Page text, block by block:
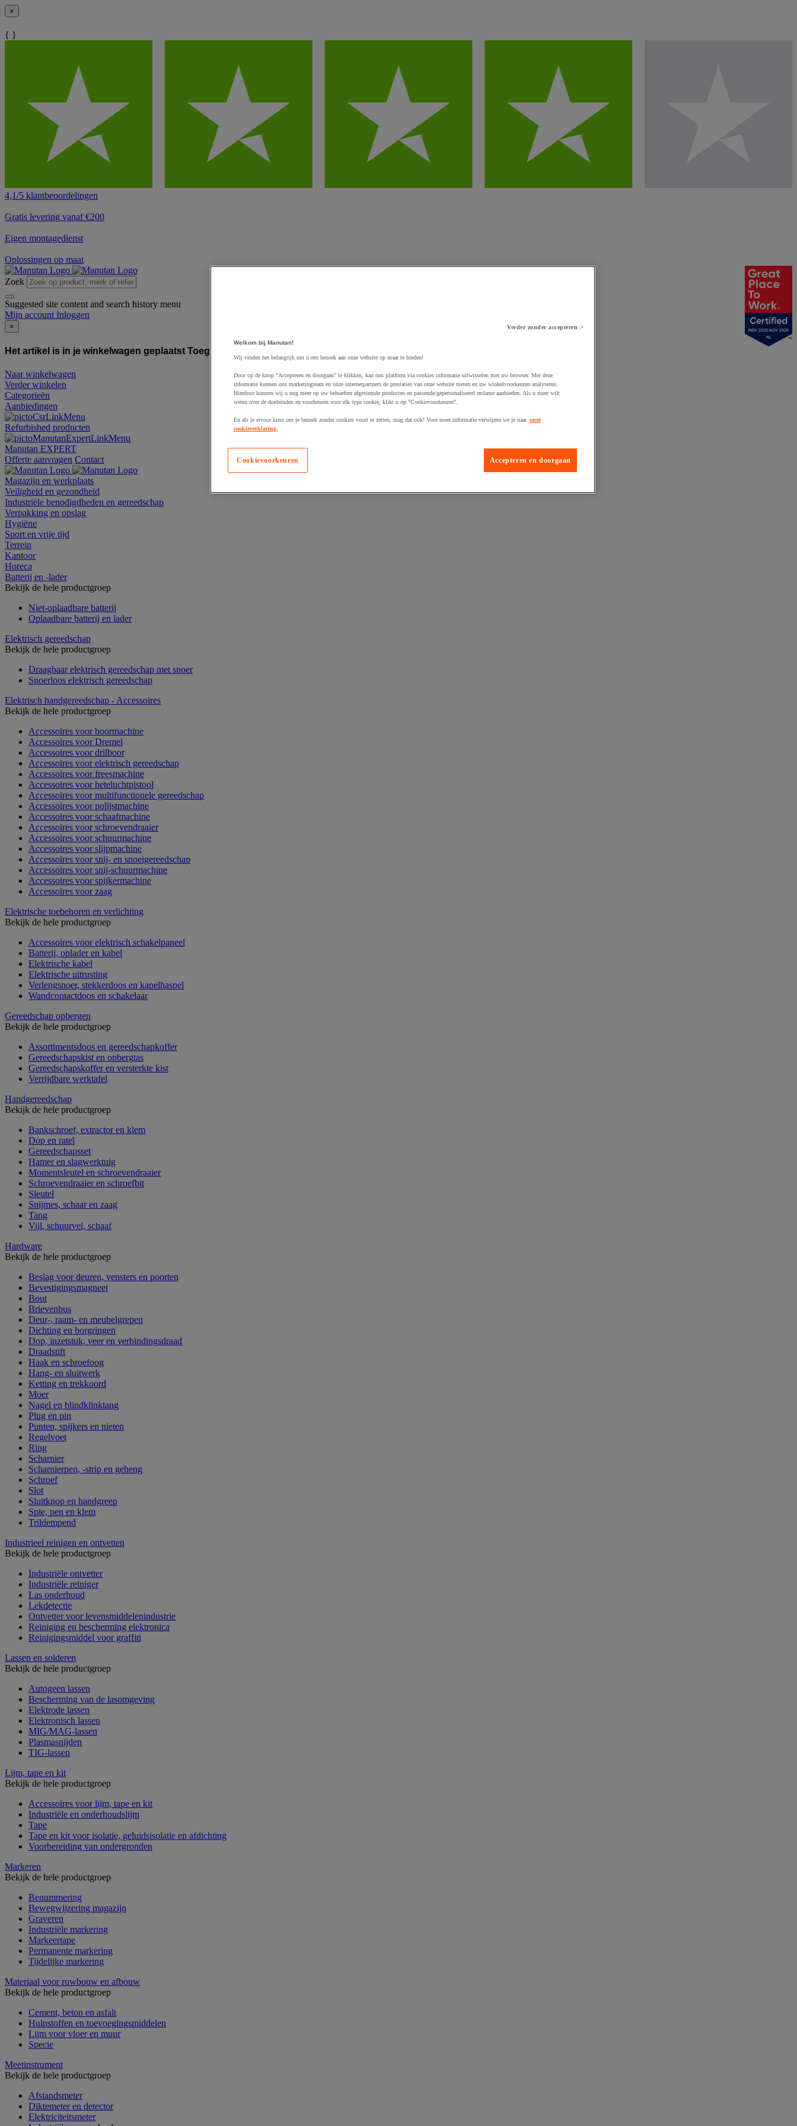
×
{ }
4,1/5 klantbeoordelingen
Gratis levering vanaf €200
Eigen montagedienst
Oplossingen op maat
Zoek
Suggested site content and search history menu
Mijn account Inloggen
×
Het artikel is in je winkelwagen geplaatst Toegevoegd aan winkelwagen
Naar winkelwagen
Verder winkelen
Categorieën
Aanbiedingen
Refurbished producten
Manutan EXPERT
Offerte aanvragen Contact
Magazijn en werkplaats
Veiligheid en gezondheid
Industriële benodigdheden en gereedschap
Verpakking en opslag
Hygiëne
Sport en vrije tijd
Terrein
Kantoor
Horeca
Batterij en -lader
Bekijk de hele productgroep
Niet-oplaadbare batterij
Oplaadbare batterij en lader
Elektrisch gereedschap
Bekijk de hele productgroep
Draagbaar elektrisch gereedschap met snoer
Snoerloos elektrisch gereedschap
Elektrisch handgereedschap - Accessoires
Bekijk de hele productgroep
Accessoires voor boormachine
Accessoires voor Dremel
Accessoires voor drilboor
Accessoires voor elektrisch gereedschap
Accessoires voor freesmachine
Accessoires voor heteluchtpistool
Accessoires voor multifunctionele gereedschap
Accessoires voor polijstmachine
Accessoires voor schaafmachine
Accessoires voor schroevendraaier
Accessoires voor schuurmachine
Accessoires voor slijpmachine
Accessoires voor snij- en snoeigereedschap
Accessoires voor snij-schuurmachine
Accessoires voor spijkermachine
Accessoires voor zaag
Elektrische toebehoren en verlichting
Bekijk de hele productgroep
Accessoires voor elektrisch schakelpaneel
Batterij, oplader en kabel
Elektrische kabel
Elektrische uitrusting
Verlengsnoer, stekkerdoos en kapelhaspel
Wandcontactdoos en schakelaar
Gereedschap opbergen
Bekijk de hele productgroep
Assortimentsdoos en gereedschapkoffer
Gereedschapskist en opbergtas
Gereedschapskoffer en versterkte kist
Verrijdbare werktafel
Handgereedschap
Bekijk de hele productgroep
Bankschroef, extractor en klem
Dop en ratel
Gereedschapsset
Hamer en slagwerktuig
Momentsleutel en schroevendraaier
Schroevendraaier en schroefbit
Sleutel
Snijmes, schaar en zaag
Tang
Vijl, schuurvel, schaaf
Hardware
Bekijk de hele productgroep
Beslag voor deuren, vensters en poorten
Bevestigingsmagneet
Bout
Brievenbus
Deur-, raam- en meubelgrepen
Dichting en borgringen
Dop, inzetstuk, veer en verbindingsdraad
Draadstift
Haak en schroefoog
Hang- en sluitwerk
Ketting en trekkoord
Moer
Nagel en blindklinktang
Plug en pin
Punten, spijkers en nieten
Regelvoet
Ring
Scharnier
Scharnierpen, -strip en geheng
Schroef
Slot
Sluitknop en handgreep
Spie, pen en klem
Trildempend
Industrieel reinigen en ontvetten
Bekijk de hele productgroep
Industriële ontvetter
Industriële reiniger
Las onderhoud
Lekdetectie
Ontvetter voor levensmiddelenindustrie
Reiniging en bescherming elektronica
Reinigingsmiddel voor graffiti
Lassen en solderen
Bekijk de hele productgroep
Autogeen lassen
Bescherming van de lasomgeving
Elektrode lassen
Elektronisch lassen
MIG/MAG-lassen
Plasmasnijden
TIG-lassen
Lijm, tape en kit
Bekijk de hele productgroep
Accessoires voor lijm, tape en kit
Industriële en onderhoudslijm
Tape
Tape en kit voor isolatie, geluidsisolatie en afdichting
Voorbereiding van ondergronden
Markeren
Bekijk de hele productgroep
Benummering
Bewegwijzering magazijn
Graveren
Industriële markering
Markeertape
Permanente markering
Tijdelijke markering
Materiaal voor ruwbouw en afbouw
Bekijk de hele productgroep
Cement, beton en asfalt
Hulpstoffen en toevoegingsmiddelen
Lijm voor vloer en muur
Specie
Meetinstrument
Bekijk de hele productgroep
Afstandsmeter
Diktemeter en detector
Elektriciteitsmeter
NOV 2025-NOV 2026
NL
Verder zonder accepteren >
Welkom bij Manutan!
Wij vinden het belangrijk om u een bezoek aan onze website op maat te bieden!
Door op de knop "Accepteren en doorgaan" te klikken, kan ons platform via cookies informatie uitwisselen met uw browser. Met deze
informatie kunnen ons marketingteam en onze internetpartners de prestaties van onze website meten en uw winkelvoorkeuren analyseren.
Hierdoor kunnen wij u nog meer op uw behoeften afgestemde producten en passende/gepersonaliseerd reclame aanbieden. Als u meer wilt
weten over de doeleinden en voorkeuren voor elk type cookie, klikt u op "Cookievoorkeuren".
En als je ervoor kiest om je bezoek zonder cookies voort te zetten, mag dat ook! Voor meer informatie verwijzen we je naar onze
cookieverklaring.
Accepteren en doorgaan
Cookievoorkeuren